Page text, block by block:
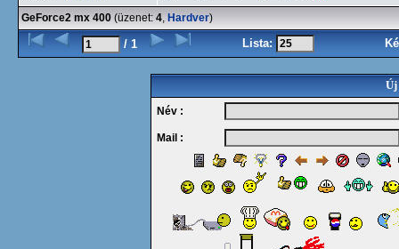
GeForce2 mx 400 (üzenet: 4, Hardver)
/ 1 Lista:
Új
Név :
Mail :